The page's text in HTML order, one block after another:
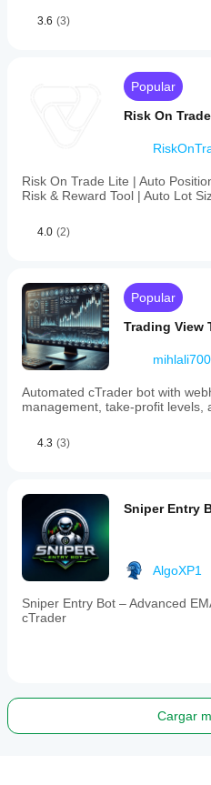
3.6 (3)
Popular
Risk On
Risk On Trade Lite | Auto
Risk & Reward Tool | Auto Lot
4.0 (2)
Popular
Trading View
mihlali700
Automated cTrader bot with
management, take-profit levels,
4.3 (3)
Sniper Entry
AlgoXP1
Sniper Entry Bot – Advanced
cTrader
Cargar